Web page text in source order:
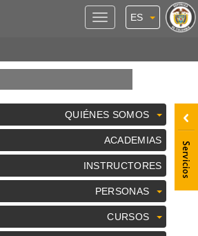
ES
QUIÉNES SOMOS
ACADEMIAS
INSTRUCTORES
PERSONAS
CURSOS
Panel